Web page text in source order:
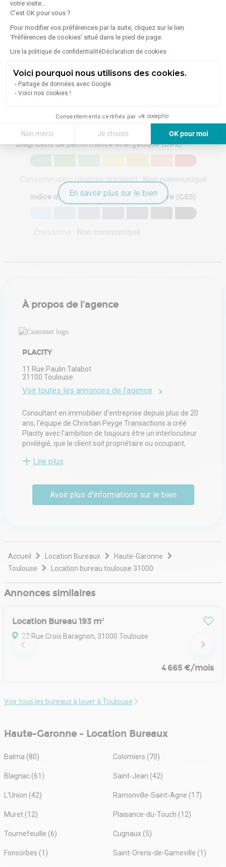
votre visite...
C'est OK pour vous ?
Pour modifier vos préférences par la suite, cliquez sur le lien
'Préférences de cookies' situé dans le pied de page.
Lire la politique de confidentialitéDéclaration de cookies
Voici pourquoi nous utilisons des cookies.
Partage de données avec Google
Voici nos cookies !
Consentements certifiés par
Non merci Je choisis
OK pour moi
Axeptio consent
Plateforme de Gestion du Consentement : Personnalisez vos Options
Notre plateforme vous permet d'adapter et de gérer vos paramètres
Sport
4 Salles de sport /
Fitness
En savoir plus sur le quartier
Diagnostic de performance énergétique (DPE)
Consommation (énergie primaire) :Non communiqué
Indice d'émission de gaz à effet de serre (GES)
En savoir plus sur le bien
À propos de l'agence
PLACITY
11 Rue Paulin Talabot
31100 Toulouse
Voir toutes les annonces de l'agence
Consultant en immobilier d'entreprise depuis plus de 20
ans, l'équipe de Christian Peyge Transactions a créé
Placity avec l'ambition de toujours être un interlocuteur
privilégié, que le client soit propriétaire ou occupant,
locataire. Placity, résolument toulousaine, indépendante
immobiliers tant pour la location que pour l'acquisition de
bureaux, de locaux professionnels, de bâtiments
logistiques, de magasins ou de projets « clé en main ».
Lire plus
Avoir plus d'informations sur le bien
Accueil Location Bureaux
Haute-Garonne
Toulouse
Location bureau toulouse 31000
Annonces similaires
Location Bureau 193 m²
22 Rue Croix Baragnon, 31000 Toulouse
4 665 €/mois
Voir tous les bureaux à louer à Toulouse
Haute-Garonne - Location Bureaux
Balma (80) Colomiers (70)
Blagnac (61) Saint-Jean (42)
L'Union (42) Ramonville-Saint-Agne (17)
Muret (12) Plaisance-du-Touch (12)
Tournefeuille (6) Cugnaux (5)
Fonsorbes (1) Saint-Orens-de-Gameville (1)